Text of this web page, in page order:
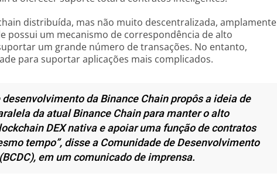
distribuída, mas não muito descentralizada, amplamente
possui um mecanismo de correspondência de alto
um grande número de transações. No entanto,
para suportar aplicações mais complicados.
desenvolvimento da Binance Chain propôs a ideia de
da atual Binance Chain para manter o alto
DEX nativa e apoiar uma função de contratos
tempo”, disse a Comunidade de Desenvolvimento
em um comunicado de imprensa.